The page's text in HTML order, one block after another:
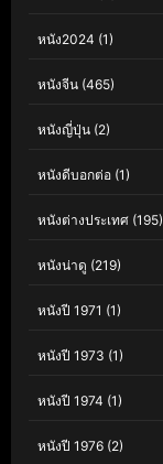
หนัง2024 (1)
หนังจีน (465)
หนังญี่ปุ่น (2)
หนังดีบอกต่อ (1)
หนังต่างประเทศ (195)
หนังน่าดู (219)
หนังปี 1971 (1)
หนังปี 1973 (1)
หนังปี 1974 (1)
หนังปี 1976 (2)